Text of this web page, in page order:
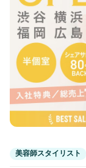
美容師スタイリスト